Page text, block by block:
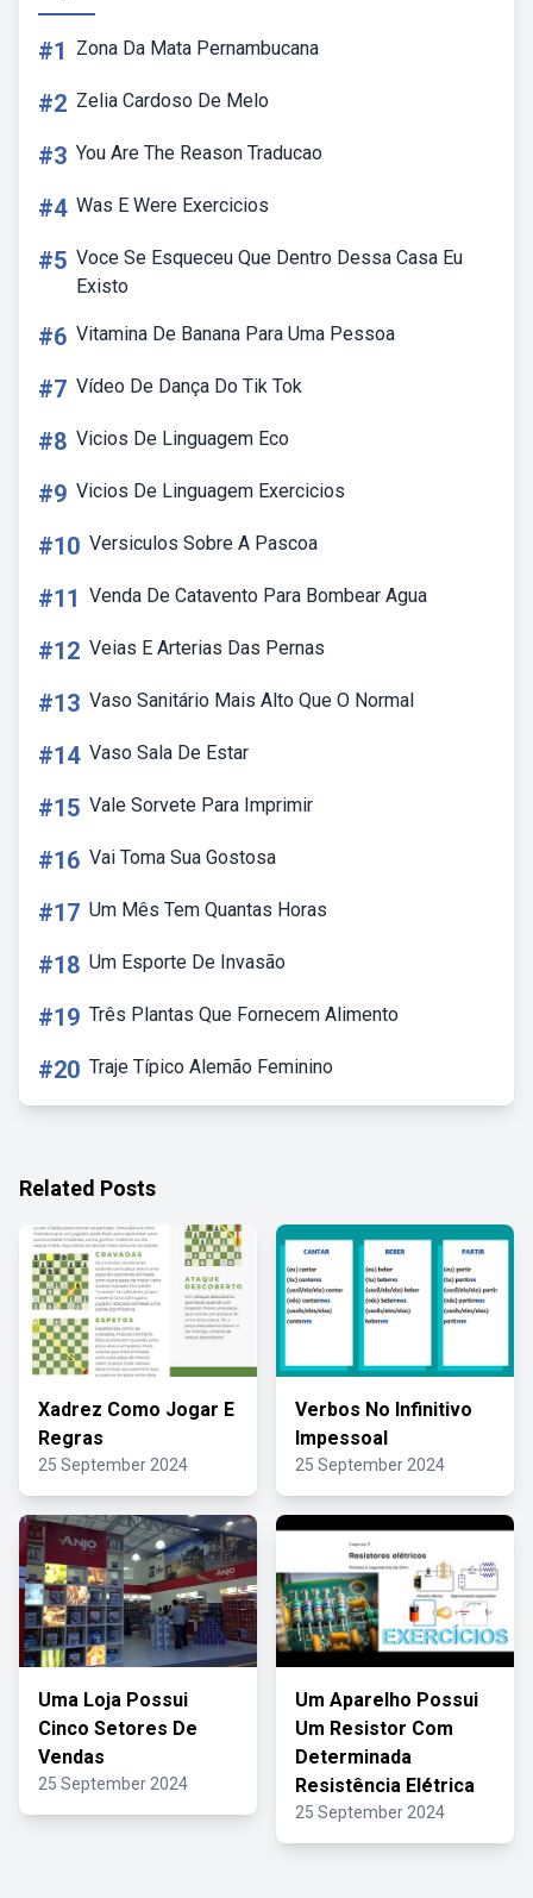
#1 Zona Da Mata Pernambucana
#2 Zelia Cardoso De Melo
#3 You Are The Reason Traducao
#4 Was E Were Exercicios
#5 Voce Se Esqueceu Que Dentro Dessa Casa Eu
Existo
#6 Vitamina De Banana Para Uma Pessoa
#7 Vídeo De Dança Do Tik Tok
#8 Vicios De Linguagem Eco
#9 Vicios De Linguagem Exercicios
#10 Versiculos Sobre A Pascoa
#11 Venda De Catavento Para Bombear Agua
#12 Veias E Arterias Das Pernas
#13 Vaso Sanitário Mais Alto Que O Normal
#14 Vaso Sala De Estar
#15 Vale Sorvete Para Imprimir
#16 Vai Toma Sua Gostosa
#17 Um Mês Tem Quantas Horas
#18 Um Esporte De Invasão
#19 Três Plantas Que Fornecem Alimento
#20 Traje Típico Alemão Feminino
Related Posts
Xadrez Como Jogar E
Regras
25 September 2024
Verbos No Infinitivo
Impessoal
25 September 2024
Uma Loja Possui
Cinco Setores De
Vendas
25 September 2024
Um Aparelho Possui
Um Resistor Com
Determinada
Resistência Elétrica
25 September 2024